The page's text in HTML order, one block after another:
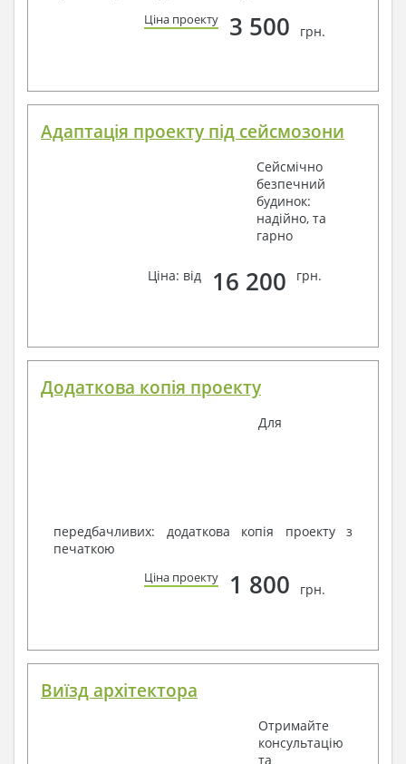
Ціна проекту 3 500 грн.
Адаптація проекту під сейсмозони
Сейсмічно
безпечний
будинок:
надійно, та
гарно
Ціна: від 16 200 грн.
Додаткова копія проекту
Для
передбачливих: додаткова копія проекту з
печаткою
Ціна проекту 1 800 грн.
Виїзд архітектора
Отримайте
консультацію
та